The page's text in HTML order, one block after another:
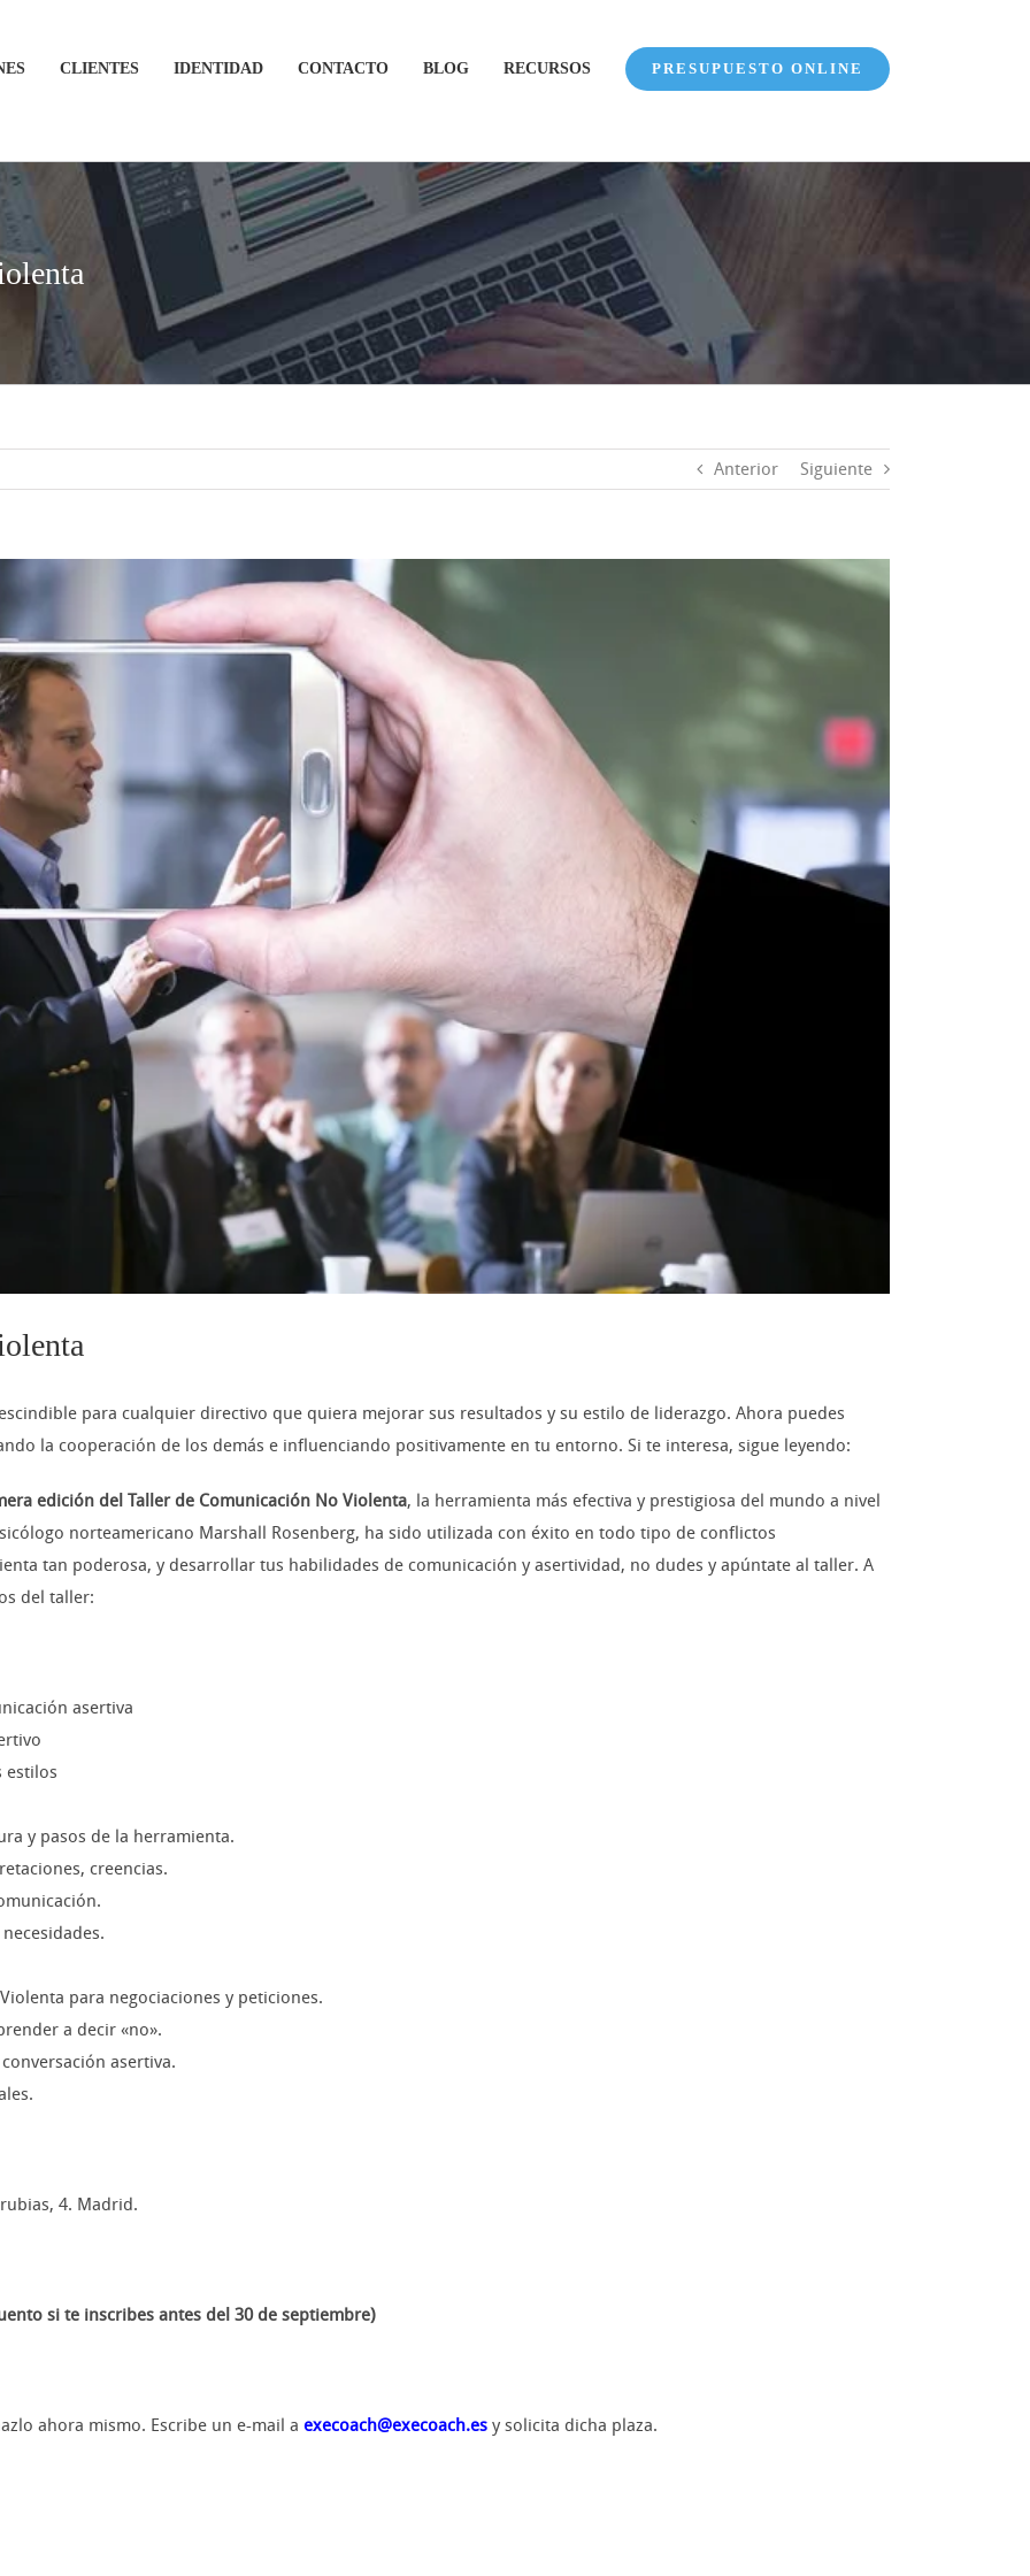
CLIENTES IDENTIDAD CONTACTO BLOG RECURSOS PRESUPUESTO ONLINE
Anterior Siguiente
para cualquier directivo que quiera mejorar sus resultados y su estilo de liderazgo. Ahora puedes
la cooperación de los demás e influenciando positivamente en tu entorno. Si te interesa, sigue leyendo:
edición del Taller de Comunicación No Violenta, la herramienta más efectiva y prestigiosa del mundo a nivel
norteamericano Marshall Rosenberg, ha sido utilizada con éxito en todo tipo de conflictos
tan poderosa, y desarrollar tus habilidades de comunicación y asertividad, no dudes y apúntate al taller. A
del taller:
asertiva
estilos
y pasos de la herramienta.
creencias.
para negociaciones y peticiones.
a decir «no».
asertiva.
4. Madrid.
si te inscribes antes del 30 de septiembre)
ahora mismo. Escribe un e-mail a execoach@execoach.es y solicita dicha plaza.